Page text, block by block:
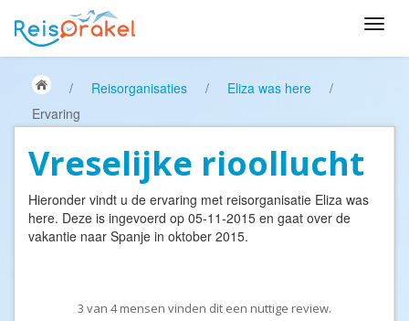
/ Reisorganisaties / Eliza was here
/
Ervaring
Vreselijke rioollucht
Hieronder vindt u de ervaring met reisorganisatie Eliza was
here. Deze is ingevoerd op 05-11-2015 en gaat over de
vakantie naar Spanje in oktober 2015.
3 van 4mensen vinden dit een nuttige review.